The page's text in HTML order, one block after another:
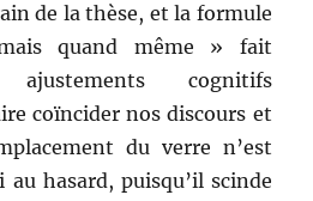
de la thèse, et la formule
quand même » fait
cognitifs
coïncider nos discours et
du verre n’est
hasard, puisqu’il scinde